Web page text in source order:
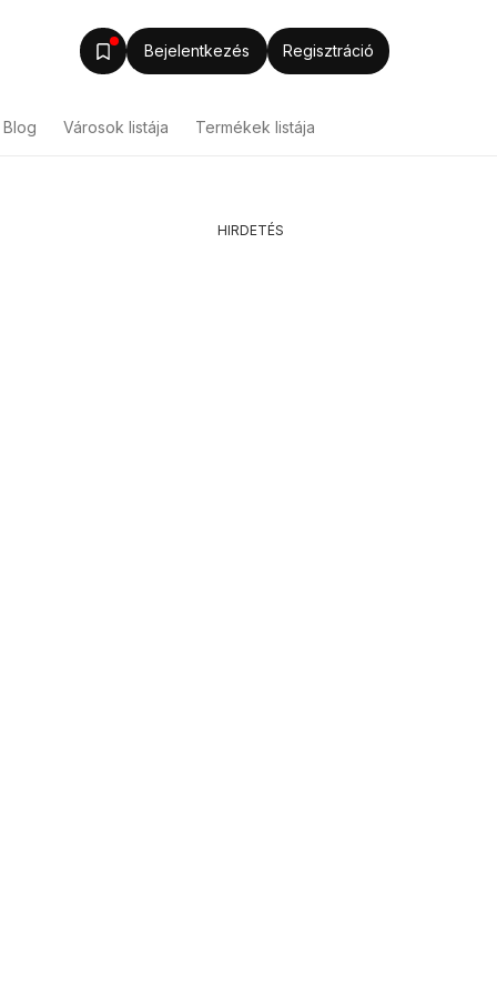
Bejelentkezés Regisztráció
Blog Városok listája Termékek listája
HIRDETÉS